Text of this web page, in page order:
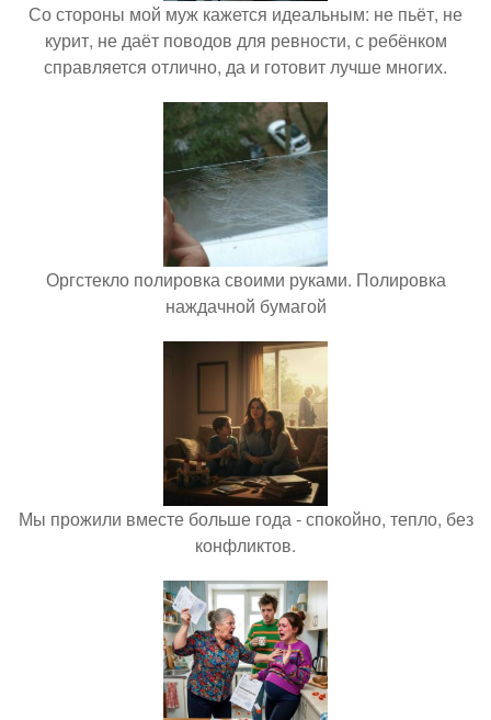
Со стороны мой муж кажется идеальным: не пьёт, не
курит, не даёт поводов для ревности, с ребёнком
справляется отлично, да и готовит лучше многих.
Оргстекло полировка своими руками. Полировка
наждачной бумагой
Мы прожили вместе больше года - спокойно, тепло, без
конфликтов.